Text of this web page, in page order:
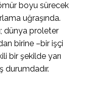
boyu sürecek
uğraşında.
dünya proleter
birine –bir işçi
bir şekilde yarı
durumdadır.